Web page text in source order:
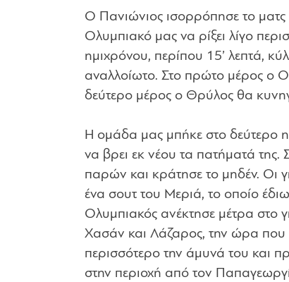
Ο Πανιώνιος ισορρόπησε το ματς
Ολυμπιακό μας να ρίξει λίγο
ημιχρόνου, περίπου 15’ λεπτά,
αναλλοίωτο. Στο πρώτο μέρος ο
δεύτερο μέρος ο Θρύλος θα
Η ομάδα μας μπήκε στο δεύτερο
να βρει εκ νέου τα πατήματά της.
παρών και κράτησε το μηδέν. Οι
ένα σουτ του Μεριά, το οποίο
Ολυμπιακός ανέκτησε μέτρα στο
Χασάν και Λάζαρος, την ώρα που
περισσότερο την άμυνά του και
στην περιοχή από τον